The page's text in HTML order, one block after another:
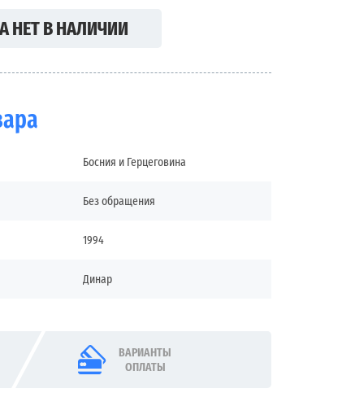
НЕТ В НАЛИЧИИ
Босния и Герцеговина
Без обращения
1994
Динар
ВАРИАНТЫ
ОПЛАТЫ